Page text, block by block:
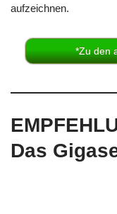
aufzeichnen.
*Zu den
Das